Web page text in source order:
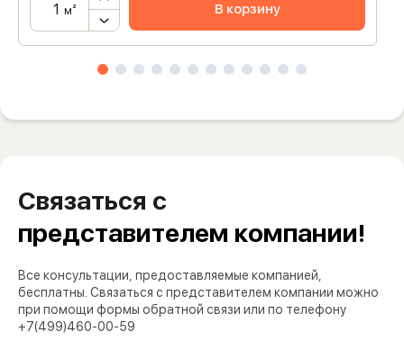
м² В корзину
Связаться с
представителем компании!
Все консультации, предоставляемые компанией,
бесплатны. Связаться с представителем компании можно
при помощи формы обратной связи или по телефону
+7(499)460-00-59